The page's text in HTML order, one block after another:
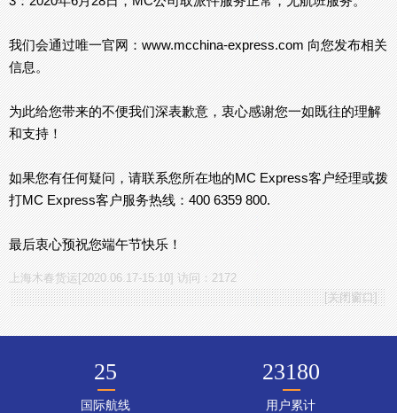
我们会通过唯一官网：www.mcchina-express.com 向您发布相关
信息。
为此给您带来的不便我们深表歉意，衷心感谢您一如既往的理解
和支持！
如果您有任何疑问，请联系您所在地的MC Express客户经理或拨
打MC Express客户服务热线：400 6359 800.
最后衷心预祝您端午节快乐！
上海木春货运[2020.06.17-15:10] 访问：2172
[关闭窗口]
25
国际航线
23180
用户累计